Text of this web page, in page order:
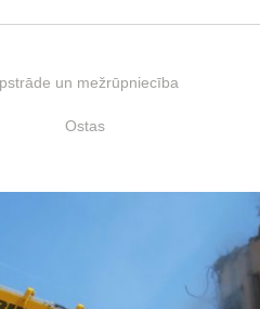
un mežrūpniecība
Ostas